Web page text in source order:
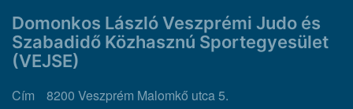
Domonkos László Veszprémi Judo és
Szabadidő Közhasznú Sportegyesület
(VEJSE)
Cím
8200 Veszprém Malomkő utca 5.